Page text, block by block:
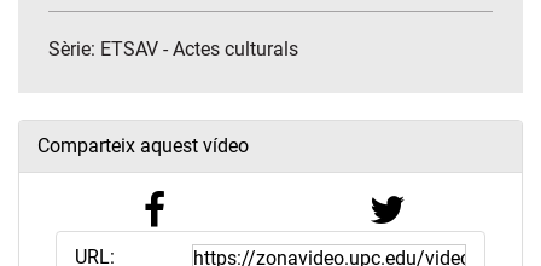
Sèrie: ETSAV - Actes culturals
Comparteix aquest vídeo
URL: